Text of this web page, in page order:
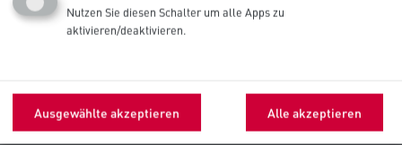
Nicht ins Feuer werfen
Nicht wieder auﬂaden
Nutzen Sie diesen Schalter um alle Apps zu
aktivieren/deaktivieren.
Ausgewählte akzeptieren Alle akzeptieren